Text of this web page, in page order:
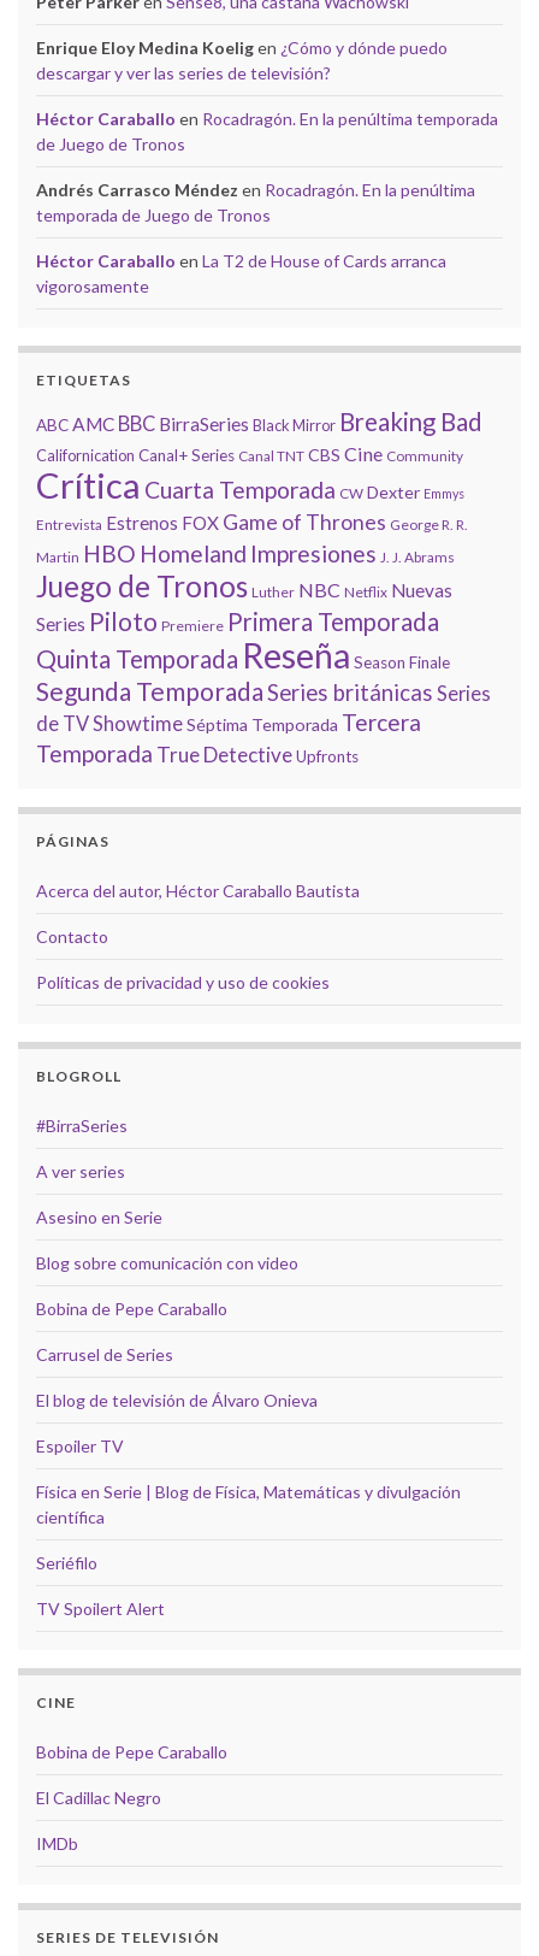
Enrique Eloy Medina Koeligen ¿Cómo y dónde puedo
descargar y ver las series de televisión?
Héctor Caraballo en Rocadragón. En la penúltima temporada
de Juego de Tronos
Andrés Carrasco Méndez en Rocadragón. En la penúltima
temporada de Juego de Tronos
Héctor Caraballo en La T2 de House of Cards arranca
vigorosamente
ETIQUETAS
ABCAMC BBC BirraSeries Black Mirror Breaking Bad
Californication Canal+ Series Canal TNT CBS Cine Community
Crítica Cuarta Temporada CW Dexter Emmys
Entrevista Estrenos FOX Game of Thrones George R. R.
Martin HBO Homeland Impresiones J. J. Abrams
Juego de Tronos Luther NBC Netflix Nuevas
Series Piloto Premiere Primera Temporada
Quinta Temporada Reseña Season Finale
Segunda TemporadaSeries británicas Series
de TVShowtimeSéptima Temporada Tercera
Temporada True DetectiveUpfronts
PÁGINAS
Acerca del autor, Héctor Caraballo Bautista
Contacto
Políticas de privacidad y uso de cookies
BLOGROLL
#BirraSeries
A ver series
Asesino en Serie
Blog sobre comunicación con video
Bobina de Pepe Caraballo
Carrusel de Series
El blog de televisión de Álvaro Onieva
Espoiler TV
Física en Serie | Blog de Física, Matemáticas y divulgación
científica
Seriéfilo
TV Spoilert Alert
CINE
Bobina de Pepe Caraballo
El Cadillac Negro
IMDb
SERIES DE TELEVISIÓN